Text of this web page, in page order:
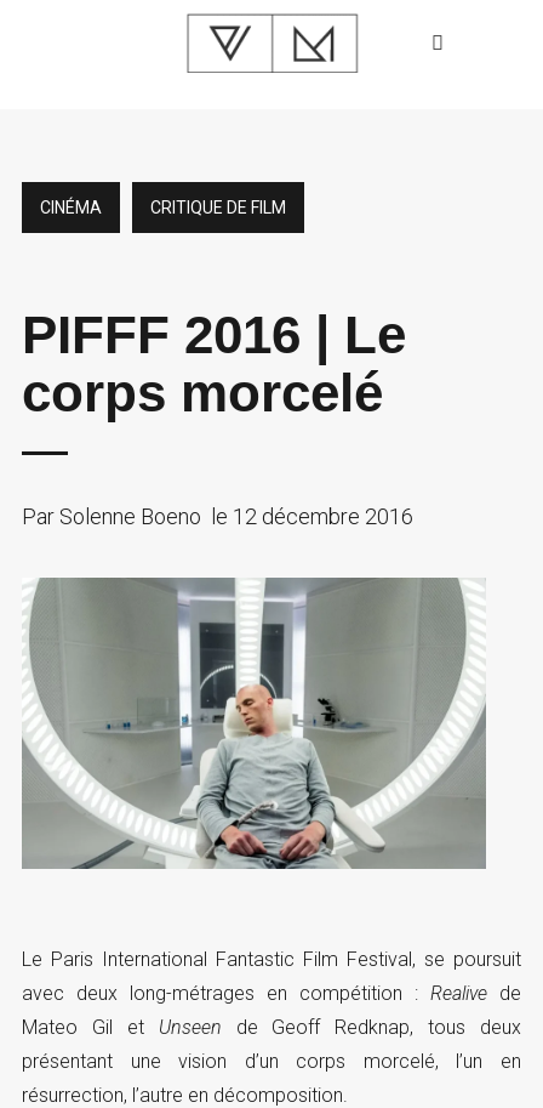
CINÉMA CRITIQUE DE FILM
PIFFF 2016 | Le
corps morcelé
ParSolenne Boeno le 12 décembre 2016
Le Paris International Fantastic Film Festival, se poursuit
avec deux long-métrages en compétition :Realive de
Mateo Gil et Unseen de Geoff Redknap, tous deux
présentant une vision d’un corps morcelé, l’un en
résurrection, l’autre en décomposition.